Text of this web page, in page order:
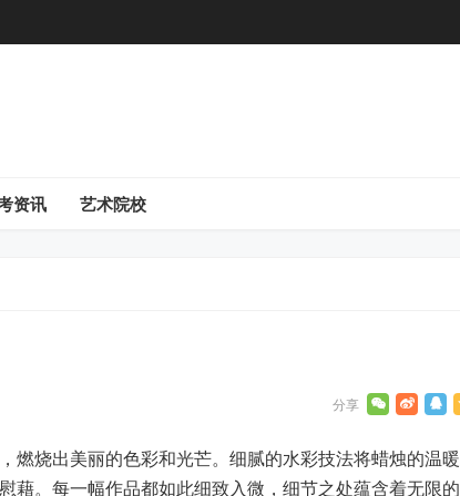
资讯 艺术院校
燃烧出美丽的色彩和光芒。细腻的水彩技法将蜡烛的温暖
藉。每一幅作品都如此细致入微，细节之处蕴含着无限的